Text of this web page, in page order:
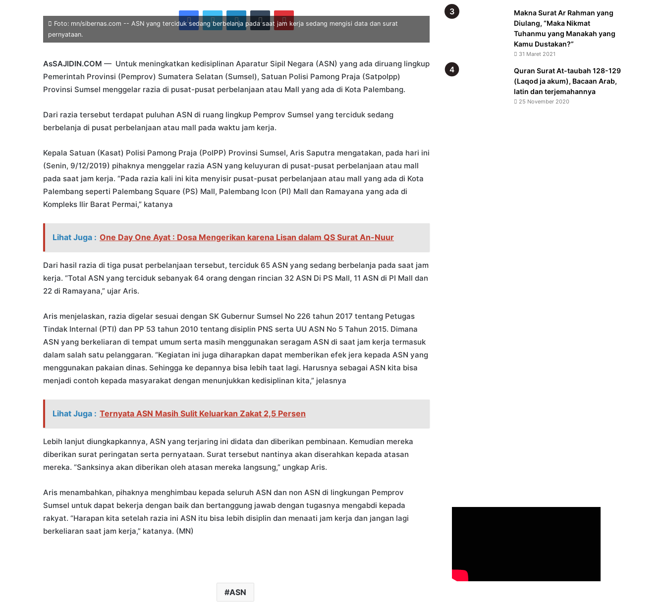
email
FacebookTwitterLinkedInTumblrPinterest
Foto: mn/sibernas.com -- ASN yang terciduk sedang berbelanja pada saat jam kerja sedang mengisi data dan surat
pernyataan.
AsSAJIDIN.COM — Untuk meningkatkan kedisiplinan Aparatur Sipil Negara (ASN) yang ada diruang lingkup
Pemerintah Provinsi (Pemprov) Sumatera Selatan (Sumsel), Satuan Polisi Pamong Praja (Satpolpp)
Provinsi Sumsel menggelar razia di pusat-pusat perbelanjaan atau Mall yang ada di Kota Palembang.
Dari razia tersebut terdapat puluhan ASN di ruang lingkup Pemprov Sumsel yang terciduk sedang
berbelanja di pusat perbelanjaan atau mall pada waktu jam kerja.
Kepala Satuan (Kasat) Polisi Pamong Praja (PolPP) Provinsi Sumsel, Aris Saputra mengatakan, pada hari ini
(Senin, 9/12/2019) pihaknya menggelar razia ASN yang keluyuran di pusat-pusat perbelanjaan atau mall
pada saat jam kerja. “Pada razia kali ini kita menyisir pusat-pusat perbelanjaan atau mall yang ada di Kota
Palembang seperti Palembang Square (PS) Mall, Palembang Icon (PI) Mall dan Ramayana yang ada di
Kompleks Ilir Barat Permai,” katanya
Lihat Juga : One Day One Ayat : Dosa Mengerikan karena Lisan dalam QS Surat An-Nuur
Dari hasil razia di tiga pusat perbelanjaan tersebut, terciduk 65 ASN yang sedang berbelanja pada saat jam
kerja. “Total ASN yang terciduk sebanyak 64 orang dengan rincian 32 ASN Di PS Mall, 11 ASN di PI Mall dan
22 di Ramayana,” ujar Aris.
Aris menjelaskan, razia digelar sesuai dengan SK Gubernur Sumsel No 226 tahun 2017 tentang Petugas
Tindak Internal (PTI) dan PP 53 tahun 2010 tentang disiplin PNS serta UU ASN No 5 Tahun 2015. Dimana
ASN yang berkeliaran di tempat umum serta masih menggunakan seragam ASN di saat jam kerja termasuk
dalam salah satu pelanggaran. “Kegiatan ini juga diharapkan dapat memberikan efek jera kepada ASN yang
menggunakan pakaian dinas. Sehingga ke depannya bisa lebih taat lagi. Harusnya sebagai ASN kita bisa
menjadi contoh kepada masyarakat dengan menunjukkan kedisiplinan kita,” jelasnya
Lihat Juga : Ternyata ASN Masih Sulit Keluarkan Zakat 2,5 Persen
Lebih lanjut diungkapkannya, ASN yang terjaring ini didata dan diberikan pembinaan. Kemudian mereka
diberikan surat peringatan serta pernyataan. Surat tersebut nantinya akan diserahkan kepada atasan
mereka. “Sanksinya akan diberikan oleh atasan mereka langsung,” ungkap Aris.
Aris menambahkan, pihaknya menghimbau kepada seluruh ASN dan non ASN di lingkungan Pemprov
Sumsel untuk dapat bekerja dengan baik dan bertanggung jawab dengan tugasnya mengabdi kepada
rakyat. “Harapan kita setelah razia ini ASN itu bisa lebih disiplin dan menaati jam kerja dan jangan lagi
berkeliaran saat jam kerja,” katanya. (MN)
ASN
Makna Surat Ar Rahman yang
Diulang, “Maka Nikmat
Tuhanmu yang Manakah yang
Kamu Dustakan?”
31 Maret 2021
Quran Surat At-taubah 128-129
(Laqod ja akum), Bacaan Arab,
latin dan terjemahannya
25 November 2020